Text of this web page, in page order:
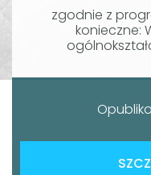
zgodnie z
konieczne: